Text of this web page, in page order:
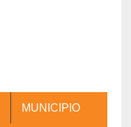
MUNICIPIO